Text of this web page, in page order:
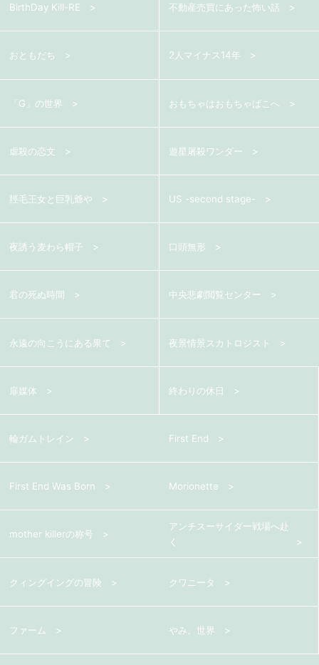
BirthDay Kill-RE 不動産売買にあった怖い話
おともだち 2人マイナス14年
「G」の世界 おもちゃはおもちゃばこへ
虐殺の恋文 遊星屠殺ワンダー
脛毛王女と巨乳爺や US -second stage-
夜誘う麦わら帽子 口頭無形
君の死ぬ時間 中央悲劇閲覧センター
永遠の向こうにある果て 夜景情景スカトロジスト
扉媒体 終わりの休日
輪ガムトレイン First End
First End Was Born Morionette
mother killerの称号
アンチスーサイダー戦場へ赴
く
クィングイングの冒険 クワニータ
ファーム やみ。世界